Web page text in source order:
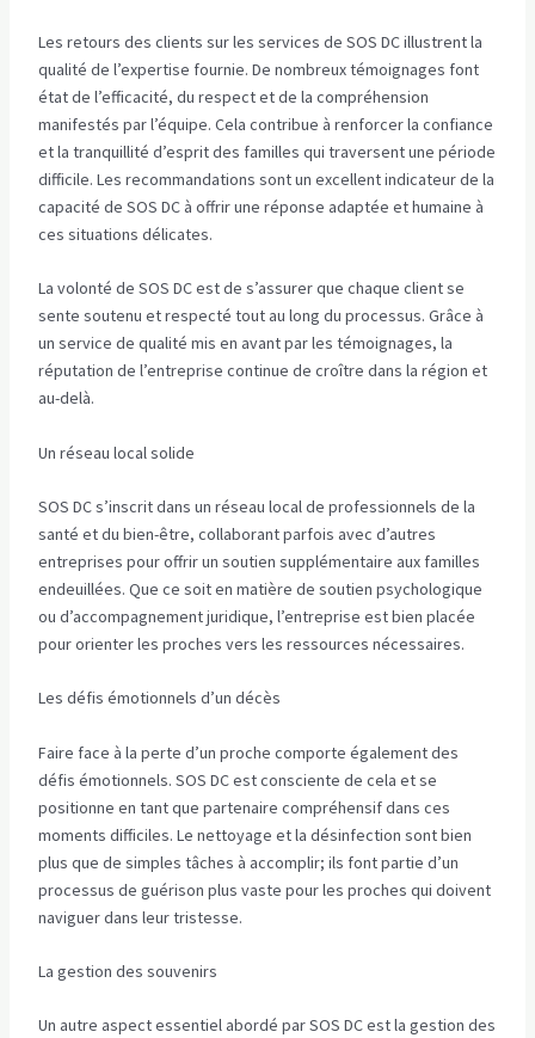
Les retours des clients sur les services de SOS DC illustrent la
qualité de l’expertise fournie. De nombreux témoignages font
état de l’efficacité, du respect et de la compréhension
manifestés par l’équipe. Cela contribue à renforcer la confiance
et la tranquillité d’esprit des familles qui traversent une période
difficile. Les recommandations sont un excellent indicateur de la
capacité de SOS DC à offrir une réponse adaptée et humaine à
ces situations délicates.
La volonté de SOS DC est de s’assurer que chaque client se
sente soutenu et respecté tout au long du processus. Grâce à
un service de qualité mis en avant par les témoignages, la
réputation de l’entreprise continue de croître dans la région et
au-delà.
Un réseau local solide
SOS DC s’inscrit dans un réseau local de professionnels de la
santé et du bien-être, collaborant parfois avec d’autres
entreprises pour offrir un soutien supplémentaire aux familles
endeuillées. Que ce soit en matière de soutien psychologique
ou d’accompagnement juridique, l’entreprise est bien placée
pour orienter les proches vers les ressources nécessaires.
Les défis émotionnels d’un décès
Faire face à la perte d’un proche comporte également des
défis émotionnels. SOS DC est consciente de cela et se
positionne en tant que partenaire compréhensif dans ces
moments difficiles. Le nettoyage et la désinfection sont bien
plus que de simples tâches à accomplir; ils font partie d’un
processus de guérison plus vaste pour les proches qui doivent
naviguer dans leur tristesse.
La gestion des souvenirs
Un autre aspect essentiel abordé par SOS DC est la gestion des